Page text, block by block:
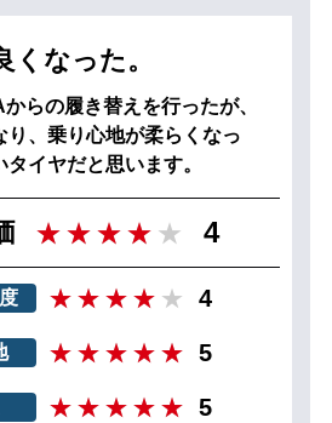
くなった。
らの履き替えを行ったが、
り、乗り心地が柔らくなっ
イヤだと思います。
4
4
5
5